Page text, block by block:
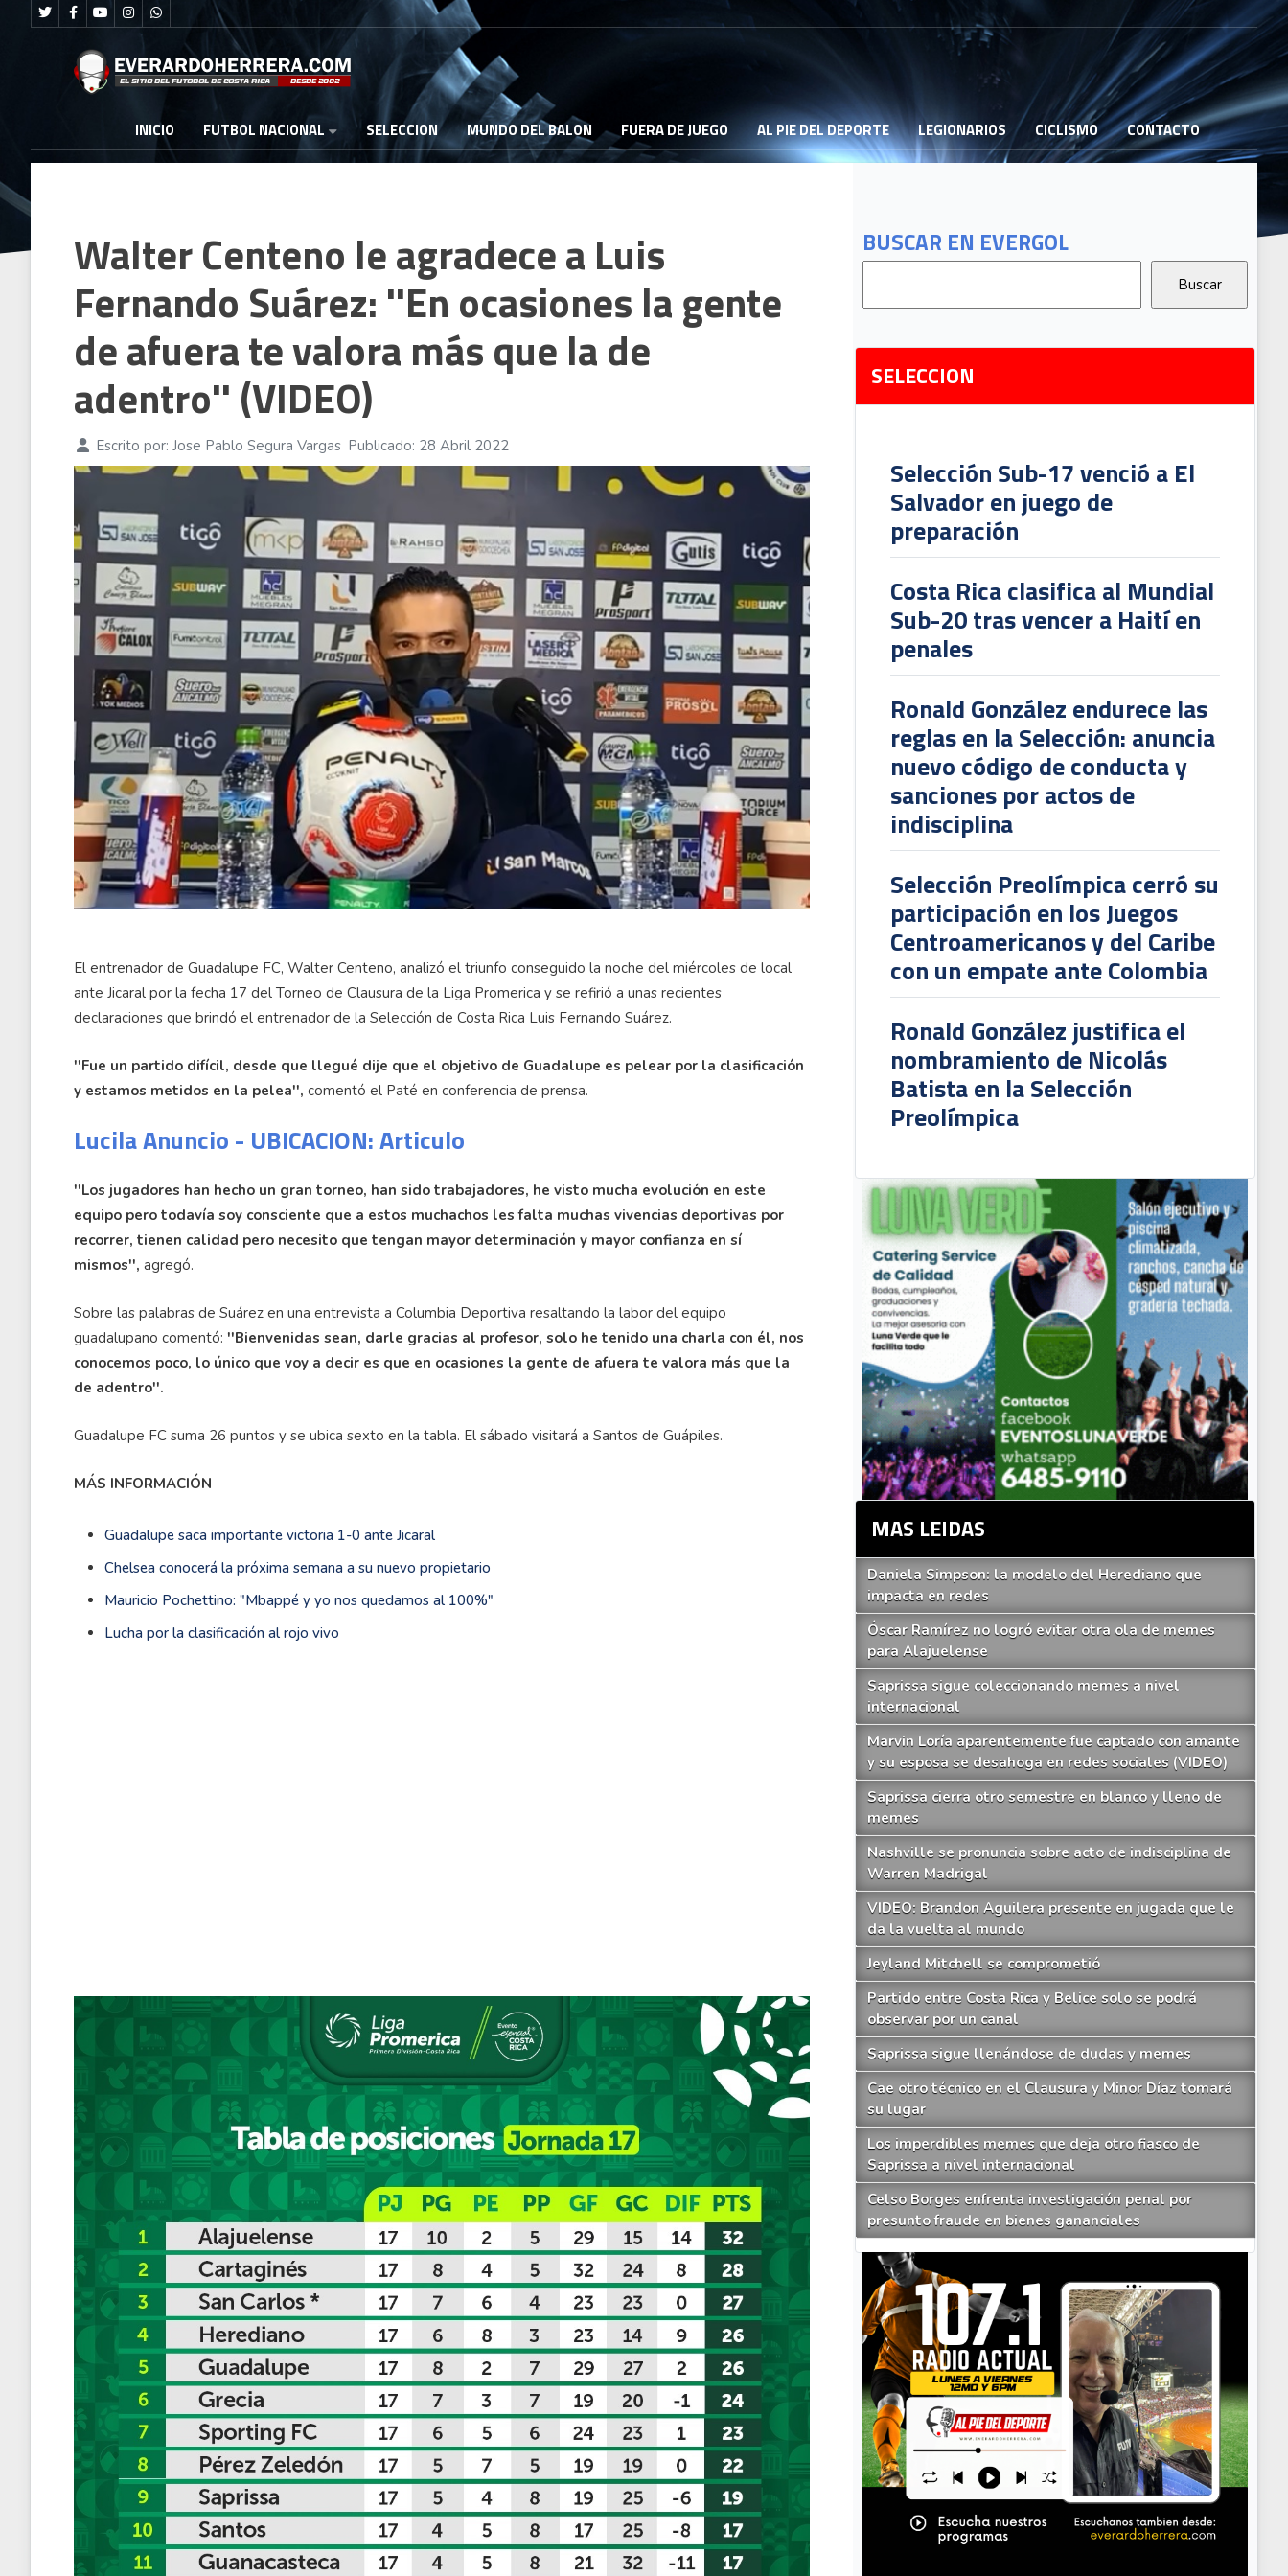
INICIO FUTBOL NACIONAL SELECCION MUNDO DEL BALON FUERA DE JUEGO AL PIE DEL DEPORTE LEGIONARIOS CICLISMO CONTACTO
BUSCAR EN EVERGOL
SELECCION
Selección Sub-17 venció a El
Salvador en juego de
preparación
Costa Rica clasifica al Mundial
Sub-20 tras vencer a Haití en
penales
Ronald González endurece las
reglas en la Selección: anuncia
nuevo código de conducta y
sanciones por actos de
indisciplina
Selección Preolímpica cerró su
participación en los Juegos
Centroamericanos y del Caribe
con un empate ante Colombia
Ronald González justifica el
nombramiento de Nicolás
Batista en la Selección
Preolímpica
MAS LEIDAS
Daniela Simpson: la modelo del Herediano que
impacta en redes
Óscar Ramírez no logró evitar otra ola de memes
para Alajuelense
Saprissa sigue coleccionando memes a nivel
internacional
Marvin Loría aparentemente fue captado con amante
y su esposa se desahoga en redes sociales (VIDEO)
Saprissa cierra otro semestre en blanco y lleno de
memes
Nashville se pronuncia sobre acto de indisciplina de
Warren Madrigal
VIDEO: Brandon Aguilera presente en jugada que le
da la vuelta al mundo
Jeyland Mitchell se comprometió
Partido entre Costa Rica y Belice solo se podrá
observar por un canal
Saprissa sigue llenándose de dudas y memes
Cae otro técnico en el Clausura y Minor Díaz tomará
su lugar
Los imperdibles memes que deja otro fiasco de
Saprissa a nivel internacional
Celso Borges enfrenta investigación penal por
presunto fraude en bienes gananciales
Your Add Here !!
Walter Centeno le agradece a Luis
Fernando Suárez: ''En ocasiones la gente
de afuera te valora más que la de
adentro'' (VIDEO)
Escrito por: Jose Pablo Segura Vargas Publicado: 28 Abril 2022
El entrenador de Guadalupe FC, Walter Centeno, analizó el triunfo conseguido la noche del miércoles de local
ante Jicaral por la fecha 17 del Torneo de Clausura de la Liga Promerica y se refirió a unas recientes
declaraciones que brindó el entrenador de la Selección de Costa Rica Luis Fernando Suárez.
''Fue un partido difícil, desde que llegué dije que el objetivo de Guadalupe es pelear por la clasificación
y estamos metidos en la pelea'', comentó el Paté en conferencia de prensa.
Lucila Anuncio - UBICACION: Articulo
''Los jugadores han hecho un gran torneo, han sido trabajadores, he visto mucha evolución en este
equipo pero todavía soy consciente que a estos muchachos les falta muchas vivencias deportivas por
recorrer, tienen calidad pero necesito que tengan mayor determinación y mayor confianza en sí
mismos'', agregó.
Sobre las palabras de Suárez en una entrevista a Columbia Deportiva resaltando la labor del equipo
guadalupano comentó: ''Bienvenidas sean, darle gracias al profesor, solo he tenido una charla con él, nos
conocemos poco, lo único que voy a decir es que en ocasiones la gente de afuera te valora más que la
de adentro''.
Guadalupe FC suma 26 puntos y se ubica sexto en la tabla. El sábado visitará a Santos de Guápiles.
MÁS INFORMACIÓN
Guadalupe saca importante victoria 1-0 ante Jicaral
Chelsea conocerá la próxima semana a su nuevo propietario
Mauricio Pochettino: "Mbappé y yo nos quedamos al 100%"
Lucha por la clasificación al rojo vivo